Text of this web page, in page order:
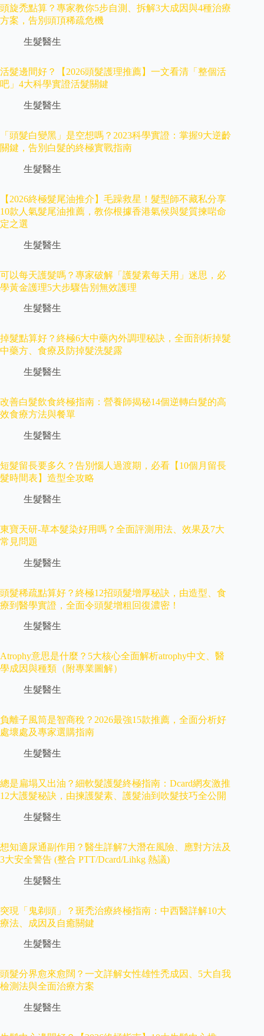
頭旋禿點算？專家教你5步自測、拆解3大成因與4種治療
方案，告別頭頂稀疏危機
生髮醫生
活髮邊間好？【2026頭髮護理推薦】一文看清「整個活
吧」4大科學實證活髮關鍵
生髮醫生
「頭髮白變黑」是空想嗎？2023科學實證：掌握9大逆齡
關鍵，告別白髮的終極實戰指南
生髮醫生
【2026終極髮尾油推介】毛躁救星！髮型師不藏私分享
10款人氣髮尾油推薦，教你根據香港氣候與髮質揀啱命
定之選
生髮醫生
可以每天護髮嗎？專家破解「護髮素每天用」迷思，必
學黃金護理5大步驟告別無效護理
生髮醫生
掉髮點算好？終極6大中藥內外調理秘訣，全面剖析掉髮
中藥方、食療及防掉髮洗髮露
生髮醫生
改善白髮飲食終極指南：營養師揭秘14個逆轉白髮的高
效食療方法與餐單
生髮醫生
短髮留長要多久？告別惱人過渡期，必看【10個月留長
髮時間表】造型全攻略
生髮醫生
東寶天研-草本髮染好用嗎？全面評測用法、效果及7大
常見問題
生髮醫生
頭髮稀疏點算好？終極12招頭髮增厚秘訣，由造型、食
療到醫學實證，全面令頭髮增粗回復濃密！
生髮醫生
Atrophy意思是什麼？5大核心全面解析atrophy中文、醫
學成因與種類（附專業圖解）
生髮醫生
負離子風筒是智商稅？2026最強15款推薦，全面分析好
處壞處及專家選購指南
生髮醫生
總是扁塌又出油？細軟髮護髮終極指南：Dcard網友激推
12大護髮秘訣，由揀護髮素、護髮油到吹髮技巧全公開
生髮醫生
想知適尿通副作用？醫生詳解7大潛在風險、應對方法及
3大安全警告 (整合 PTT/Dcard/Lihkg 熱議)
生髮醫生
突現「鬼剃頭」？斑禿治療終極指南：中西醫詳解10大
療法、成因及自癒關鍵
生髮醫生
頭髮分界愈來愈闊？一文詳解女性雄性禿成因、5大自我
檢測法與全面治療方案
生髮醫生